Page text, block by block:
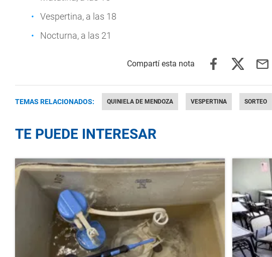
Vespertina, a las 18
Nocturna, a las 21
TEMAS RELACIONADOS: QUINIELA DE MENDOZA VESPERTINA SORTEO
TE PUEDE INTERESAR